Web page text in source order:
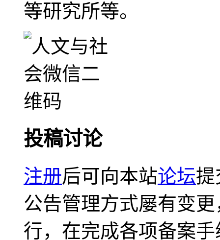
等研究所等。
投稿讨论
注册后可向本站论坛提
公告管理方式屡有变
行，在完成各项备案